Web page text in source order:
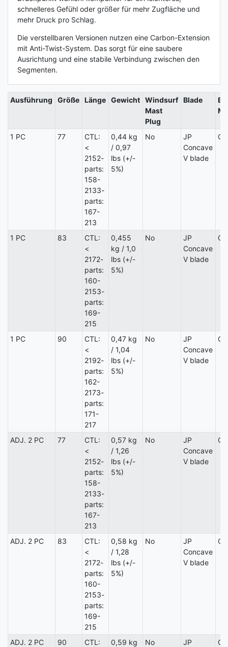
schnelleres Gefühl oder größer für mehr Zugfläche und
mehr Druck pro Schlag.
Die verstellbaren Versionen nutzen eine Carbon-Extension
mit Anti-Twist-System. Das sorgt für eine saubere
Ausrichtung und eine stabile Verbindung zwischen den
Segmenten.
Ausführung Größe Länge Gewicht Windsurf
Mast
Plug
Blade
1 PC 77
CTL:
<
2152-
parts:
158-
2133-
parts:
167-
213
0,44 kg
/ 0,97
lbs (+/-
5%)
No
JP
Concave
V blade
1 PC 83
CTL:
<
2172-
parts:
160-
2153-
parts:
169-
215
0,455
kg / 1,0
lbs (+/-
5%)
No
JP
Concave
V blade
1 PC 90
CTL:
<
2192-
parts:
162-
2173-
parts:
171-
217
0,47 kg
/ 1,04
lbs (+/-
5%)
No
JP
Concave
V blade
ADJ. 2 PC 77
CTL:
<
2152-
parts:
158-
2133-
parts:
167-
213
0,57 kg
/ 1,26
lbs (+/-
5%)
No
JP
Concave
V blade
ADJ. 2 PC 83
CTL:
<
2172-
parts:
160-
2153-
parts:
169-
215
0,58 kg
/ 1,28
lbs (+/-
5%)
No
JP
Concave
V blade
ADJ. 2 PC 90
CTL:
0,59 kg
No
JP